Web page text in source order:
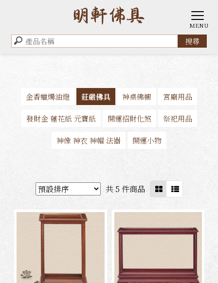
金香蠟燭油燈 莊嚴佛具 神桌佛櫥 宮廟用品
發財金 蓮花紙 元寶紙 開運招財化煞 祭祀用品
神像 神衣 神帽 法器 開運小物
共 5 件商品